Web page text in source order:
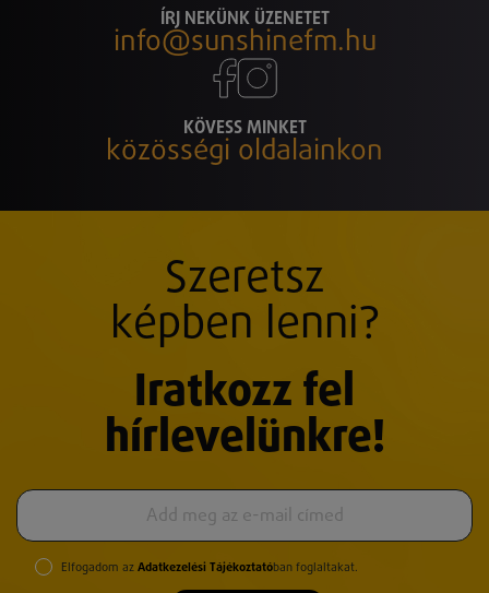
ÍRJ NEKÜNK ÜZENETET
info@sunshinefm.hu
KÖVESS MINKET
közösségi oldalainkon
Szeretsz
képben lenni?
Iratkozz fel
hírlevelünkre!
Elfogadom az Adatkezelési Tájékoztatóban foglaltakat.